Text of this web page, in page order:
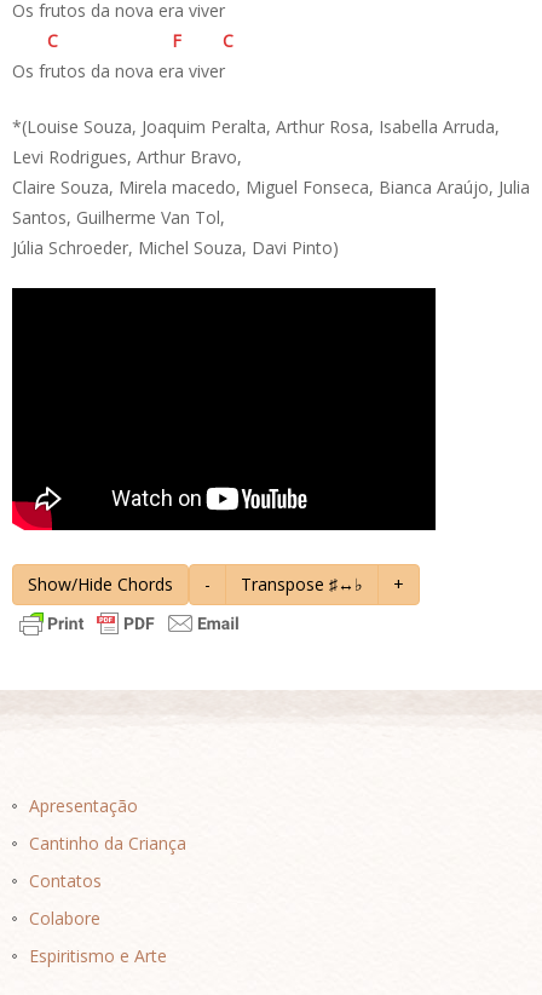
Os frutos da nova era viver
C
F
C
Os frutos da nova era viver
*(Louise Souza, Joaquim Peralta, Arthur Rosa, Isabella Arruda,
Levi Rodrigues, Arthur Bravo,
Claire Souza, Mirela macedo, Miguel Fonseca, Bianca Araújo, Julia
Santos, Guilherme Van Tol,
Júlia Schroeder, Michel Souza, Davi Pinto)
Show/Hide Chords - Transpose ♯↔♭ +
Apresentação
Cantinho da Criança
Contatos
Colabore
Espiritismo e Arte